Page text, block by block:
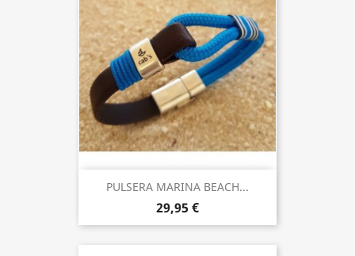
PULSERA MARINA BEACH...
29,95 €